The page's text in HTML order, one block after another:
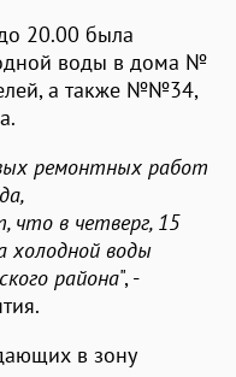
20.00 была
воды в дома №
а также №№34,
ремонтных работ
что в четверг, 15
холодной воды
района", -
в зону